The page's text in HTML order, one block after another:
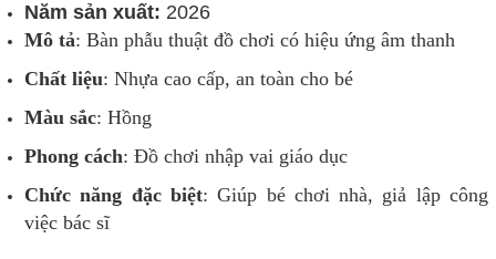
Năm sản xuất: 2026
Mô tả: Bàn phẫu thuật đồ chơi có hiệu ứng âm thanh
Chất liệu: Nhựa cao cấp, an toàn cho bé
Màu sắc: Hồng
Phong cách: Đồ chơi nhập vai giáo dục
Chức năng đặc biệt: Giúp bé chơi nhà, giả lập công
việc bác sĩ